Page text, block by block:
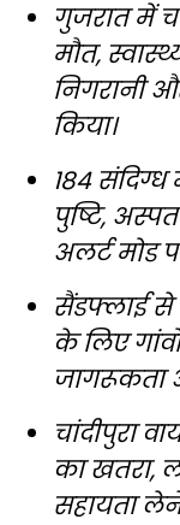
गुजरात में
मौत,
निगरानी
किया।
184
पुष्टि,
अलर्ट मोड
सैंडफ्लाई
के लिए
जागरूकता
चांदीपुरा
का खतरा,
सहायता